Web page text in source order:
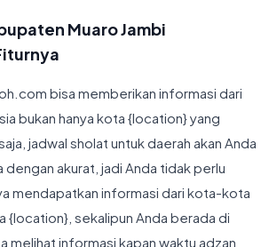
Muaro Jambi
bisa memberikan informasi dari
bukan hanya kota {location} yang
jadwal sholat untuk daerah akan Anda
akurat, jadi Anda tidak perlu
mendapatkan informasi dari kota-kota
{location}, sekalipun Anda berada di
melihat informasi kapan waktu adzan